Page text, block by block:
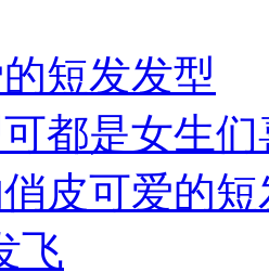
短发发型
都是女生
皮可爱的